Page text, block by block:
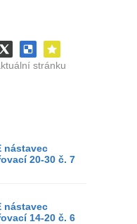
stránku
nástavec
20-30 č. 7
nástavec
14-20 č. 6